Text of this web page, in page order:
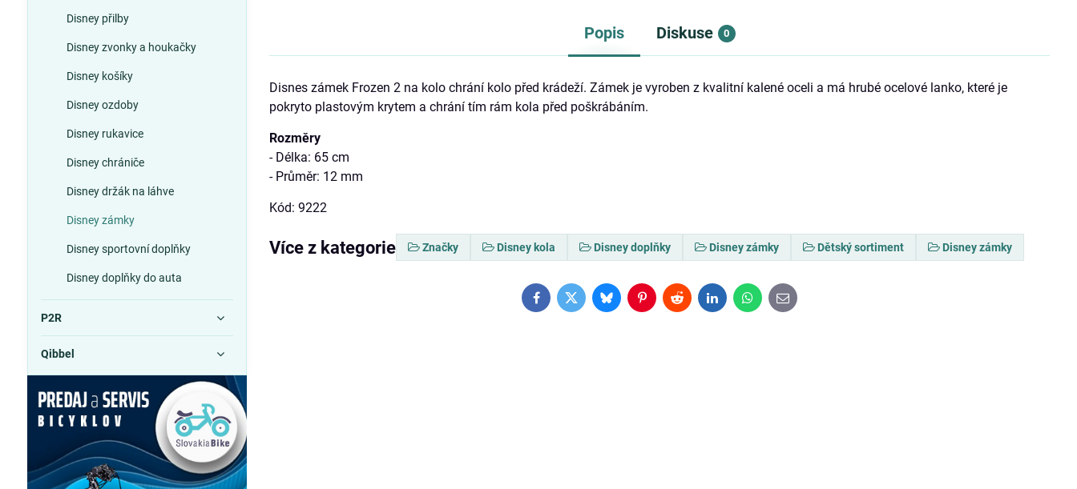
Popis Diskuse 0
Disnes zámek Frozen 2 na kolo chrání kolo před krádeží. Zámek je vyroben z kvalitní kalené oceli a má hrubé ocelové lanko, které je
pokryto plastovým krytem a chrání tím rám kola před poškrábáním.
Rozměry
- Délka: 65 cm
- Průměr: 12 mm
Kód: 9222
Více z kategorie Značky Disney kola Disney doplňky Disney zámky Dětský sortiment Disney zámky
FacebookTwitterBlueskyPinterestRedditLinkedInWhatsApp
E-
mail
Disney přilby
Disney zvonky a houkačky
Disney košíky
Disney ozdoby
Disney rukavice
Disney chrániče
Disney držák na láhve
Disney zámky
Disney sportovní doplňky
Disney doplňky do auta
P2R
Qibbel